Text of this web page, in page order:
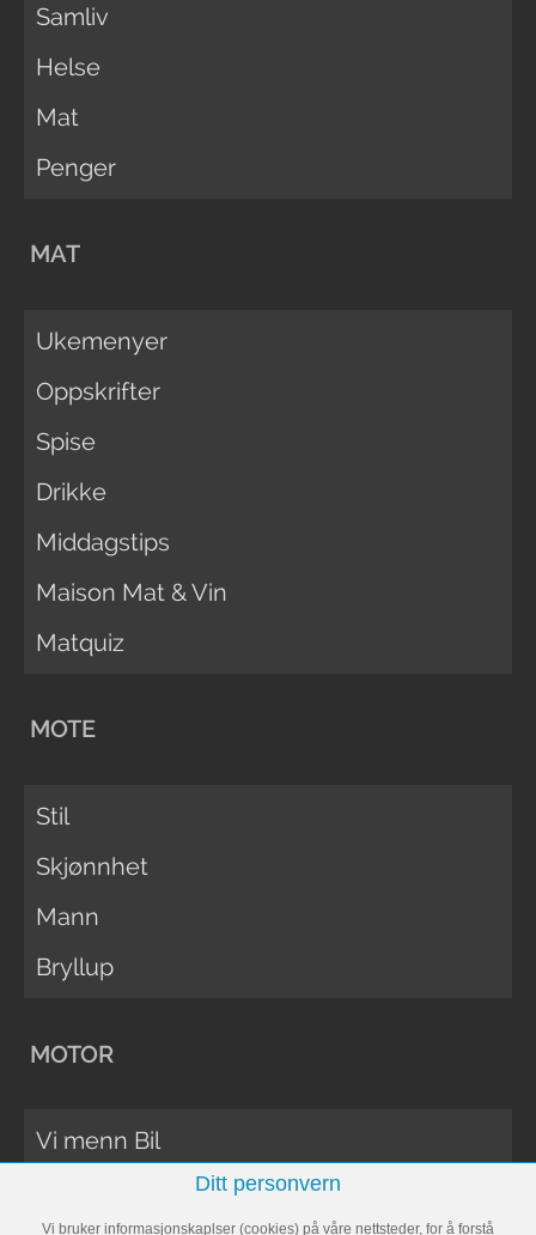
Samliv
Helse
Mat
Penger
MAT
Ukemenyer
Oppskrifter
Spise
Drikke
Middagstips
Maison Mat & Vin
Matquiz
MOTE
Stil
Skjønnhet
Mann
Bryllup
MOTOR
Vi menn Bil
Ditt personvern
Vi bruker informasjonskaplser (cookies) på våre nettsteder, for å forstå